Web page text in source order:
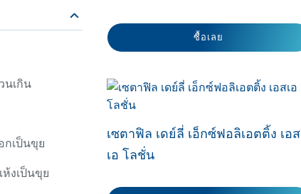
เซอร์ให้กลับมาสุขภาพ
รั้ง
กปรกบนผิว
นเกิน
และความมันส่วนเกิน
ดง
กเป็นขุย
เนียน ขรุขระลอกเป็นขุย
งเป็นขุย
คือง แห้งแตก แห้งเป็นขุย
ซื้อเลย
เซตาฟิล เดย์ลี่ เอ็กซ์ฟอลิเอตติ้ง เอส
เอ โลชั่น